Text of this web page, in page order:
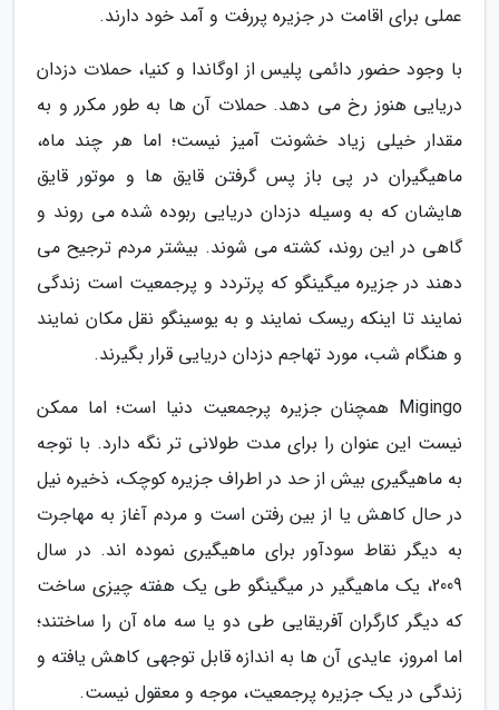
عملی برای اقامت در جزیره پررفت و آمد خود دارند.
با وجود حضور دائمی پلیس از اوگاندا و کنیا، حملات دزدان
دریایی هنوز رخ می دهد. حملات آن ها به طور مکرر و به
مقدار خیلی زیاد خشونت آمیز نیست؛ اما هر چند ماه،
ماهیگیران در پی باز پس گرفتن قایق ها و موتور قایق
هایشان که به وسیله دزدان دریایی ربوده شده می روند و
گاهی در این روند، کشته می شوند. بیشتر مردم ترجیح می
دهند در جزیره میگینگو که پرتردد و پرجمعیت است زندگی
نمایند تا اینکه ریسک نمایند و به یوسینگو نقل مکان نمایند
و هنگام شب، مورد تهاجم دزدان دریایی قرار بگیرند.
Migingo همچنان جزیره پرجمعیت دنیا است؛ اما ممکن
نیست این عنوان را برای مدت طولانی تر نگه دارد. با توجه
به ماهیگیری بیش از حد در اطراف جزیره کوچک، ذخیره نیل
در حال کاهش یا از بین رفتن است و مردم آغاز به مهاجرت
به دیگر نقاط سودآور برای ماهیگیری نموده اند. در سال
2009، یک ماهیگیر در میگینگو طی یک هفته چیزی ساخت
که دیگر کارگران آفریقایی طی دو یا سه ماه آن را ساختند؛
اما امروز، عایدی آن ها به اندازه قابل توجهی کاهش یافته و
زندگی در یک جزیره پرجمعیت، موجه و معقول نیست.